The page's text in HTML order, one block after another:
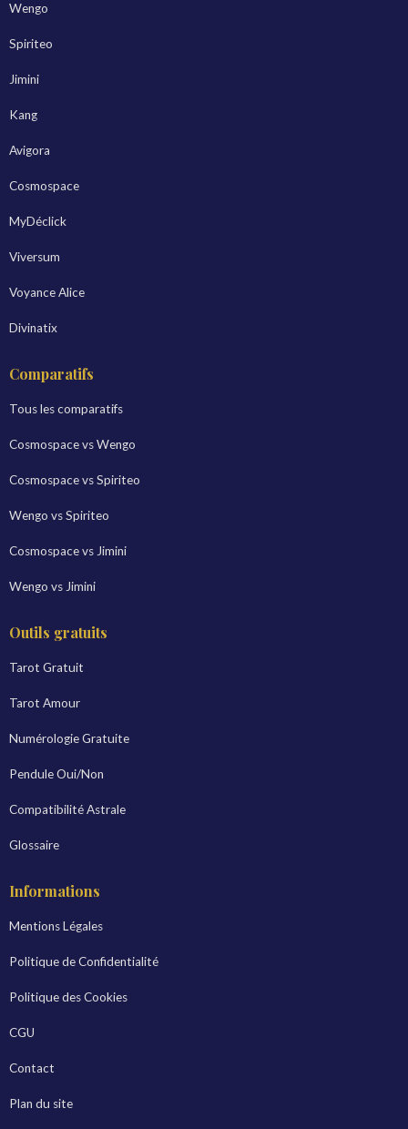
Wengo
Spiriteo
Jimini
Kang
Avigora
Cosmospace
MyDéclick
Viversum
Voyance Alice
Divinatix
Comparatifs
Tous les comparatifs
Cosmospace vs Wengo
Cosmospace vs Spiriteo
Wengo vs Spiriteo
Cosmospace vs Jimini
Wengo vs Jimini
Outils gratuits
Tarot Gratuit
Tarot Amour
Numérologie Gratuite
Pendule Oui/Non
Compatibilité Astrale
Glossaire
Informations
Mentions Légales
Politique de Confidentialité
Politique des Cookies
CGU
Contact
Plan du site